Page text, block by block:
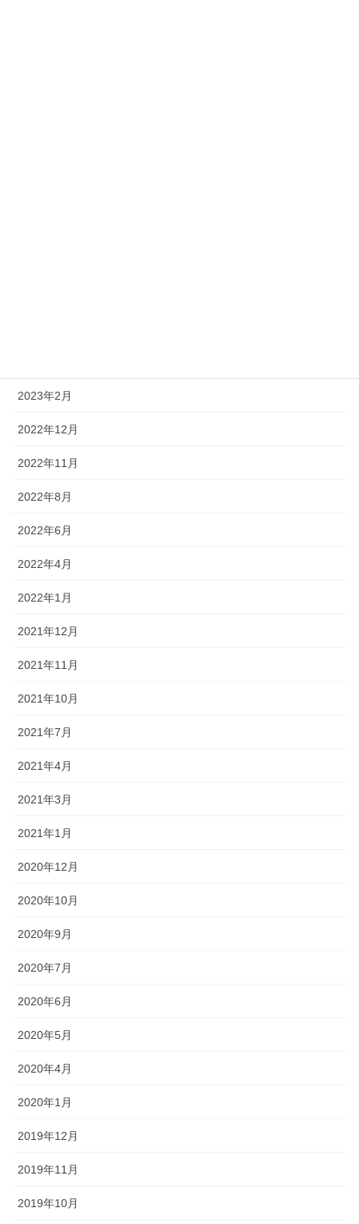
2023年2月
2022年12月
2022年11月
2022年8月
2022年6月
2022年4月
2022年1月
2021年12月
2021年11月
2021年10月
2021年7月
2021年4月
2021年3月
2021年1月
2020年12月
2020年10月
2020年9月
2020年7月
2020年6月
2020年5月
2020年4月
2020年1月
2019年12月
2019年11月
2019年10月